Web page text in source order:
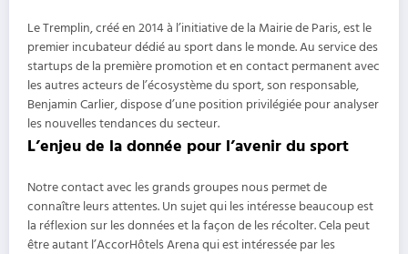
Le Tremplin, créé en 2014 à l’initiative de la Mairie de Paris, est le
premier incubateur dédié au sport dans le monde. Au service des
startups de la première promotion et en contact permanent avec
les autres acteurs de l’écosystème du sport, son responsable,
Benjamin Carlier, dispose d’une position privilégiée pour analyser
les nouvelles tendances du secteur.
L’enjeu de la donnée pour l’avenir du sport
Notre contact avec les grands groupes nous permet de
connaître leurs attentes. Un sujet qui les intéresse beaucoup est
la réflexion sur les données et la façon de les récolter. Cela peut
être autant l’AccorHôtels Arena qui est intéressée par les